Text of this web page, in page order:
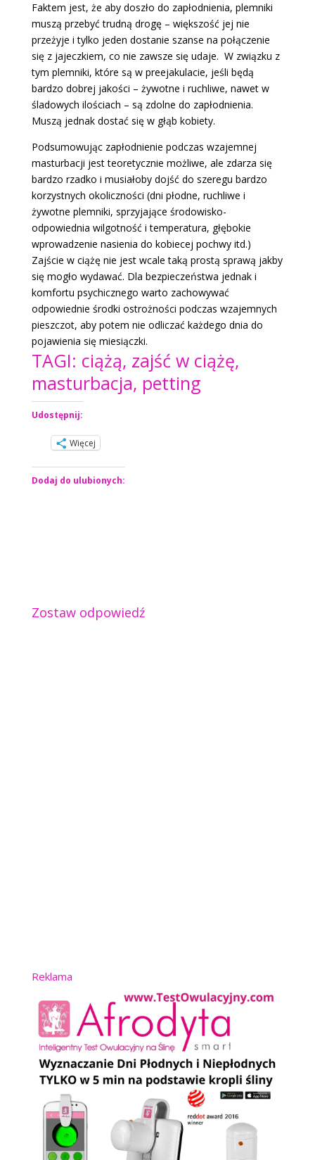
Faktem jest, że aby doszło do zapłodnienia, plemniki
muszą przebyć trudną drogę – większość jej nie
przeżyje i tylko jeden dostanie szanse na połączenie
się z jajeczkiem, co nie zawsze się udaje. W związku z
tym plemniki, które są w preejakulacie, jeśli będą
bardzo dobrej jakości – żywotne i ruchliwe, nawet w
śladowych ilościach – są zdolne do zapłodnienia.
Muszą jednak dostać się w głąb kobiety.
Podsumowując zapłodnienie podczas wzajemnej
masturbacji jest teoretycznie możliwe, ale zdarza się
bardzo rzadko i musiałoby dojść do szeregu bardzo
korzystnych okoliczności (dni płodne, ruchliwe i
żywotne plemniki, sprzyjające środowisko-
odpowiednia wilgotność i temperatura, głębokie
wprowadzenie nasienia do kobiecej pochwy itd.)
Zajście w ciążę nie jest wcale taką prostą sprawą jakby
się mogło wydawać. Dla bezpieczeństwa jednak i
komfortu psychicznego warto zachowywać
odpowiednie środki ostrożności podczas wzajemnych
pieszczot, aby potem nie odliczać każdego dnia do
pojawienia się miesiączki.
TAGI: ciążą, zajść w ciążę,
masturbacja, petting
Udostępnij:
Więcej
Dodaj do ulubionych:
Zostaw odpowiedź
Reklama